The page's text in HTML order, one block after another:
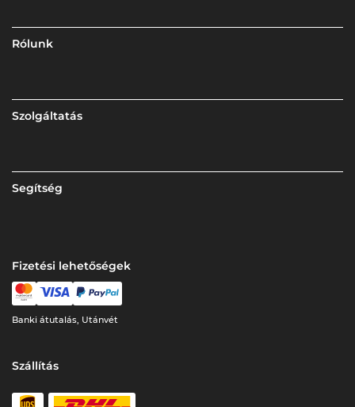
Rólunk
Szolgáltatás
Segítség
Fizetési lehetőségek
Banki átutalás, Utánvét
Szállítás